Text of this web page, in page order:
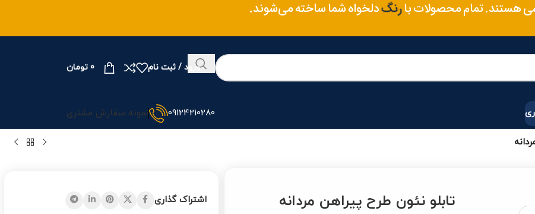
هستند. تمام محصولات با رنگ
متریالدلخواه شما ساخته می‌شوند.
ورود / ثبت نام 0 تومان
09124210280 نمونه سفارش مشتری
تابلو نئون طرح پیراهن مردانه اشتراک گذاری